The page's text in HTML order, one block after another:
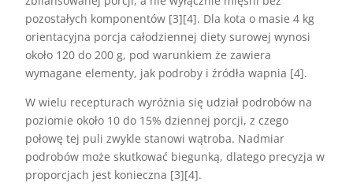
pozostałych komponentów [3][4]. Dla kota o masie 4 kg
orientacyjna porcja całodziennej diety surowej wynosi
około 120 do 200 g, pod warunkiem że zawiera
wymagane elementy, jak podroby i źródła wapnia [4].
W wielu recepturach wyróżnia się udział podrobów na
poziomie około 10 do 15% dziennej porcji, z czego
połowę tej puli zwykle stanowi wątroba. Nadmiar
podrobów może skutkować biegunką, dlatego precyzja w
proporcjach jest konieczna [3][4].